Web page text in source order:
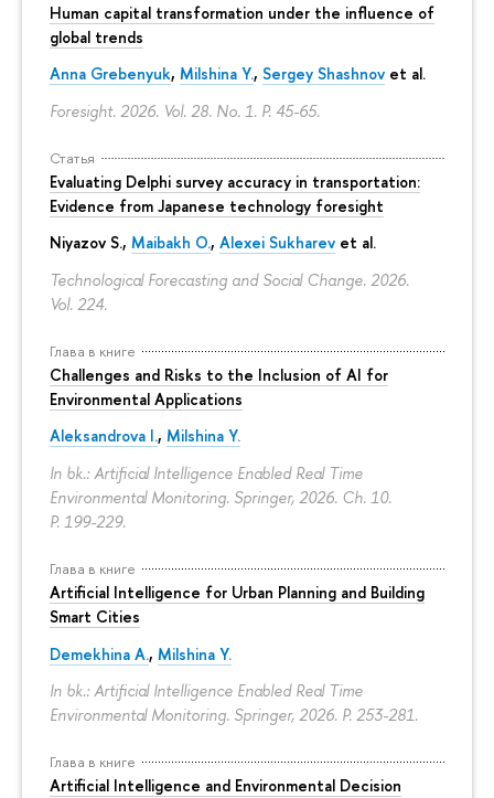
Human capital transformation under the influence of
global trends
Anna Grebenyuk, Milshina Y., Sergey Shashnov et al.
Foresight. 2026. Vol. 28. No. 1. P. 45-65.
Статья
Evaluating Delphi survey accuracy in transportation:
Evidence from Japanese technology foresight
Niyazov S., Maibakh O., Alexei Sukharev et al.
Technological Forecasting and Social Change. 2026.
Vol. 224.
Глава в книге
Challenges and Risks to the Inclusion of AI for
Environmental Applications
Aleksandrova I., Milshina Y.
In bk.: Artificial Intelligence Enabled Real Time
Environmental Monitoring. Springer, 2026. Ch. 10.
P. 199-229.
Глава в книге
Artificial Intelligence for Urban Planning and Building
Smart Cities
Demekhina A., Milshina Y.
In bk.: Artificial Intelligence Enabled Real Time
Environmental Monitoring. Springer, 2026. P. 253-281.
Глава в книге
Artificial Intelligence and Environmental Decision